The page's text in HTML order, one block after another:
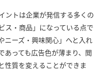
ントは企業が発信する多くの
ス・商品」になっている点で
ニーズ・興味関心」へと入れ
あっても広告色が薄まり、閲
性質を変えることができま